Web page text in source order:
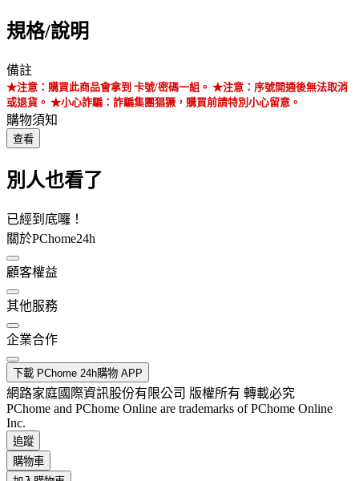
規格/說明
備註
★注意：購買此商品會拿到 卡號/密碼一組。 ★注意：序號開通後無法取消
或退貨。 ★小心詐騙：詐騙集團猖獗，購買前請特別小心留意。
購物須知
查看
別人也看了
已經到底囉！
關於PChome24h
顧客權益
其他服務
企業合作
下載 PChome 24h購物 APP
網路家庭國際資訊股份有限公司 版權所有 轉載必究
PChome and PChome Online are trademarks of PChome Online
Inc.
追蹤
購物車